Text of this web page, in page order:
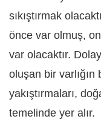
sıkıştırmak
önce var olmuş,
var olacaktır.
oluşan bir
yakıştırmaları,
temelinde yer alır.